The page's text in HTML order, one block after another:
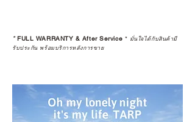
*FULL WARRANTY & After Service * มั่นใจได้กับสินค้ามี
รับประกัน พร้อมบริการหลังการขาย